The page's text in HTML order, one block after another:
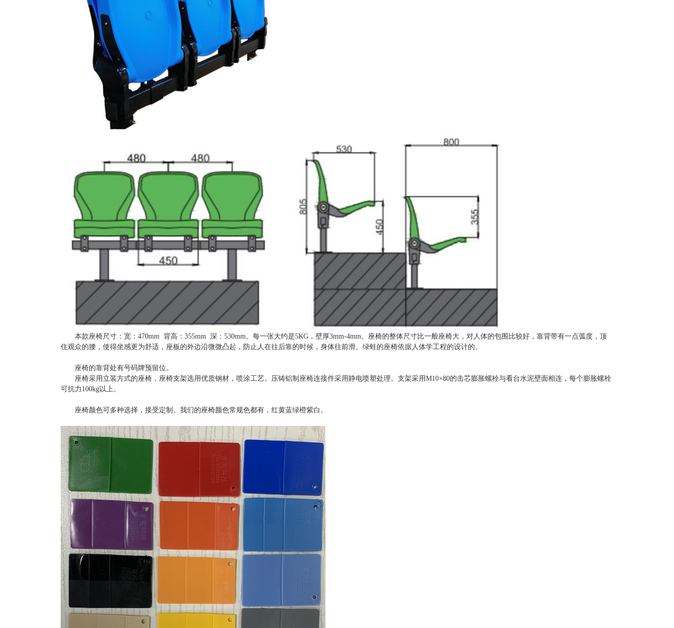
本款座椅尺寸：宽： 470mm 背高：355mm 深：530mm。每一张大约是5KG，壁厚3mm-4mm。座椅的整体尺寸比一般座椅大，对人体的包围比较好，靠背带有一点弧度，顶
住观众的腰，使得坐感更为舒适，座板的外边沿微微凸起，防止人在往后靠的时候，身体往前滑。绿蛙的座椅依据人体学工程的设计的。
座椅的靠背处有号码牌预留位。
座椅采用立装方式的座椅，座椅支架选用优质钢材，喷涂工艺。压铸铝制座椅连接件采用静电喷塑处理。支架采用M10×80的击芯膨胀螺栓与看台水泥壁面相连，每个膨胀螺栓
可抗力 100kg以上。
座椅颜色可多种选择，接受定制。我们的座椅颜色常规色都有，红黄蓝绿橙紫白。